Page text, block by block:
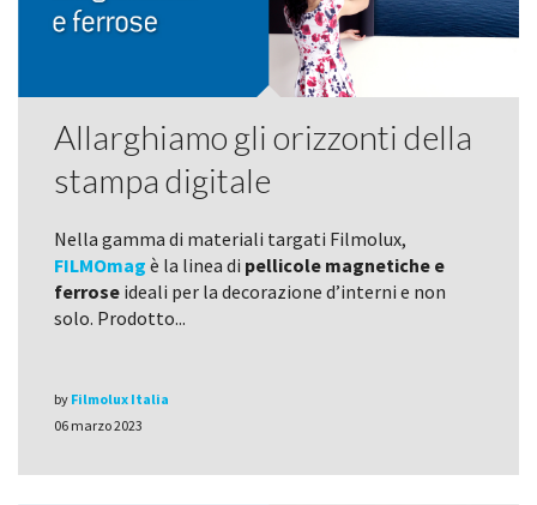
Allarghiamo gli orizzonti della
stampa digitale
Nella gamma di materiali targati Filmolux,
FILMOmag è la linea di pellicole magnetiche e
ferrose ideali per la decorazione d’interni e non
solo. Prodotto...
by Filmolux Italia
06 marzo 2023